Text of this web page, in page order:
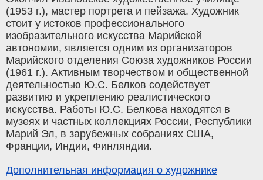
(1953 г.), мастер портрета и пейзажа. Художник
стоит у истоков профессионального
изобразительного искусства Марийской
автономии, является одним из организаторов
Марийского отделения Союза художников России
(1961 г.). Активным творчеством и общественной
деятельностью Ю.С. Белков содействует
развитию и укреплению реалистического
искусства. Работы Ю.С. Белкова находятся в
музеях и частных коллекциях России, Республики
Марий Эл, в зарубежных собраниях США,
Франции, Индии, Финляндии.
Дополнительная информация о художнике